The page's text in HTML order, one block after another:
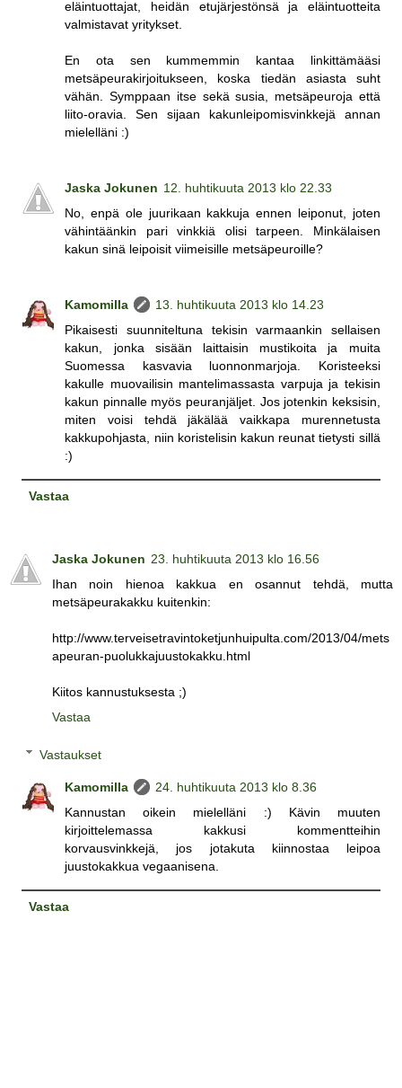
eläintuottajat, heidän etujärjestönsä ja eläintuotteita
valmistavat yritykset.
En ota sen kummemmin kantaa linkittämääsi
metsäpeurakirjoitukseen, koska tiedän asiasta suht
vähän. Symppaan itse sekä susia, metsäpeuroja että
liito-oravia. Sen sijaan kakunleipomisvinkkejä annan
mielelläni :)
Jaska Jokunen 12. huhtikuuta 2013 klo 22.33
No, enpä ole juurikaan kakkuja ennen leiponut, joten
vähintäänkin pari vinkkiä olisi tarpeen. Minkälaisen
kakun sinä leipoisit viimeisille metsäpeuroille?
Kamomilla
13. huhtikuuta 2013 klo 14.23
Pikaisesti suunniteltuna tekisin varmaankin sellaisen
kakun, jonka sisään laittaisin mustikoita ja muita
Suomessa kasvavia luonnonmarjoja. Koristeeksi
kakulle muovailisin mantelimassasta varpuja ja tekisin
kakun pinnalle myös peuranjäljet. Jos jotenkin keksisin,
miten voisi tehdä jäkälää vaikkapa murennetusta
kakkupohjasta, niin koristelisin kakun reunat tietysti sillä
:)
Vastaa
Jaska Jokunen 23. huhtikuuta 2013 klo 16.56
Ihan noin hienoa kakkua en osannut tehdä, mutta
metsäpeurakakku kuitenkin:
http://www.terveisetravintoketjunhuipulta.com/2013/04/mets
apeuran-puolukkajuustokakku.html
Kiitos kannustuksesta ;)
Vastaa
Vastaukset
Kamomilla
24. huhtikuuta 2013 klo 8.36
Kannustan oikein mielelläni :) Kävin muuten
kirjoittelemassa kakkusi kommentteihin
korvausvinkkejä, jos jotakuta kiinnostaa leipoa
juustokakkua vegaanisena.
Vastaa